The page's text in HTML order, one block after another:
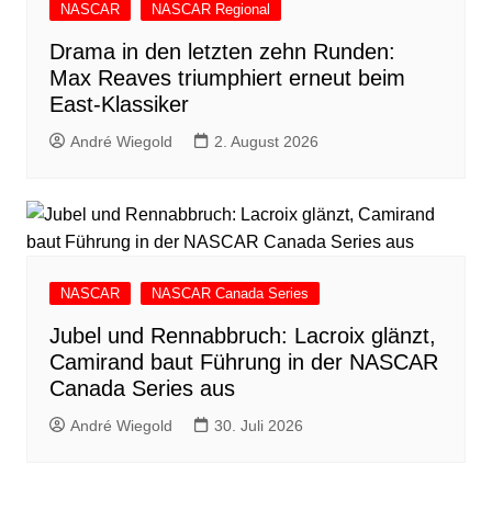
NASCAR NASCAR Regional
Drama in den letzten zehn Runden:
Max Reaves triumphiert erneut beim
East-Klassiker
André Wiegold 2. August 2026
NASCAR NASCAR Canada Series
Jubel und Rennabbruch: Lacroix glänzt,
Camirand baut Führung in der NASCAR
Canada Series aus
André Wiegold 30. Juli 2026